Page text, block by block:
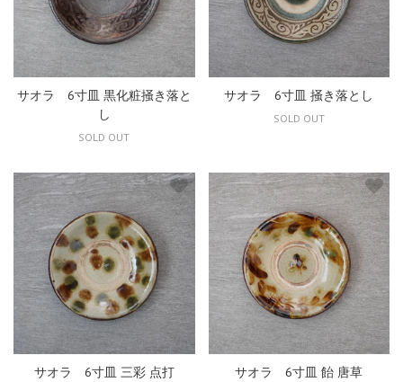
サオラ 6寸皿 黒化粧掻き落と
し
SOLD OUT
サオラ 6寸皿 掻き落とし
SOLD OUT
サオラ 6寸皿 三彩 点打 サオラ 6寸皿 飴 唐草